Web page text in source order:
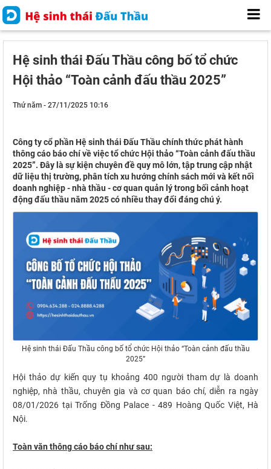
Hệ sinh thái Đấu Thầu công bố tổ chức
Hội thảo “Toàn cảnh đấu thầu 2025”
Thứ năm - 27/11/2025 10:16
Công ty cổ phần Hệ sinh thái Đấu Thầu chính thức phát hành
thông cáo báo chí về việc tổ chức Hội thảo “Toàn cảnh đấu thầu
2025”. Đây là sự kiện chuyên đề quy mô lớn, tập trung cập nhật
dữ liệu thị trường, phân tích xu hướng chính sách mới và kết nối
doanh nghiệp - nhà thầu - cơ quan quản lý trong bối cảnh hoạt
động đấu thầu năm 2025 có nhiều thay đổi đáng chú ý.
Hệ sinh thái Đấu Thầu công bố tổ chức Hội thảo “Toàn cảnh đấu thầu
2025”
Hội thảo dự kiến quy tụ khoảng 400 người tham dự là doanh
nghiệp, nhà thầu, chuyên gia và cơ quan báo chí, diễn ra ngày
08/01/2026 tại Trống Đồng Palace - 489 Hoàng Quốc Việt, Hà
Nội.
Toàn văn thông cáo báo chí như sau: